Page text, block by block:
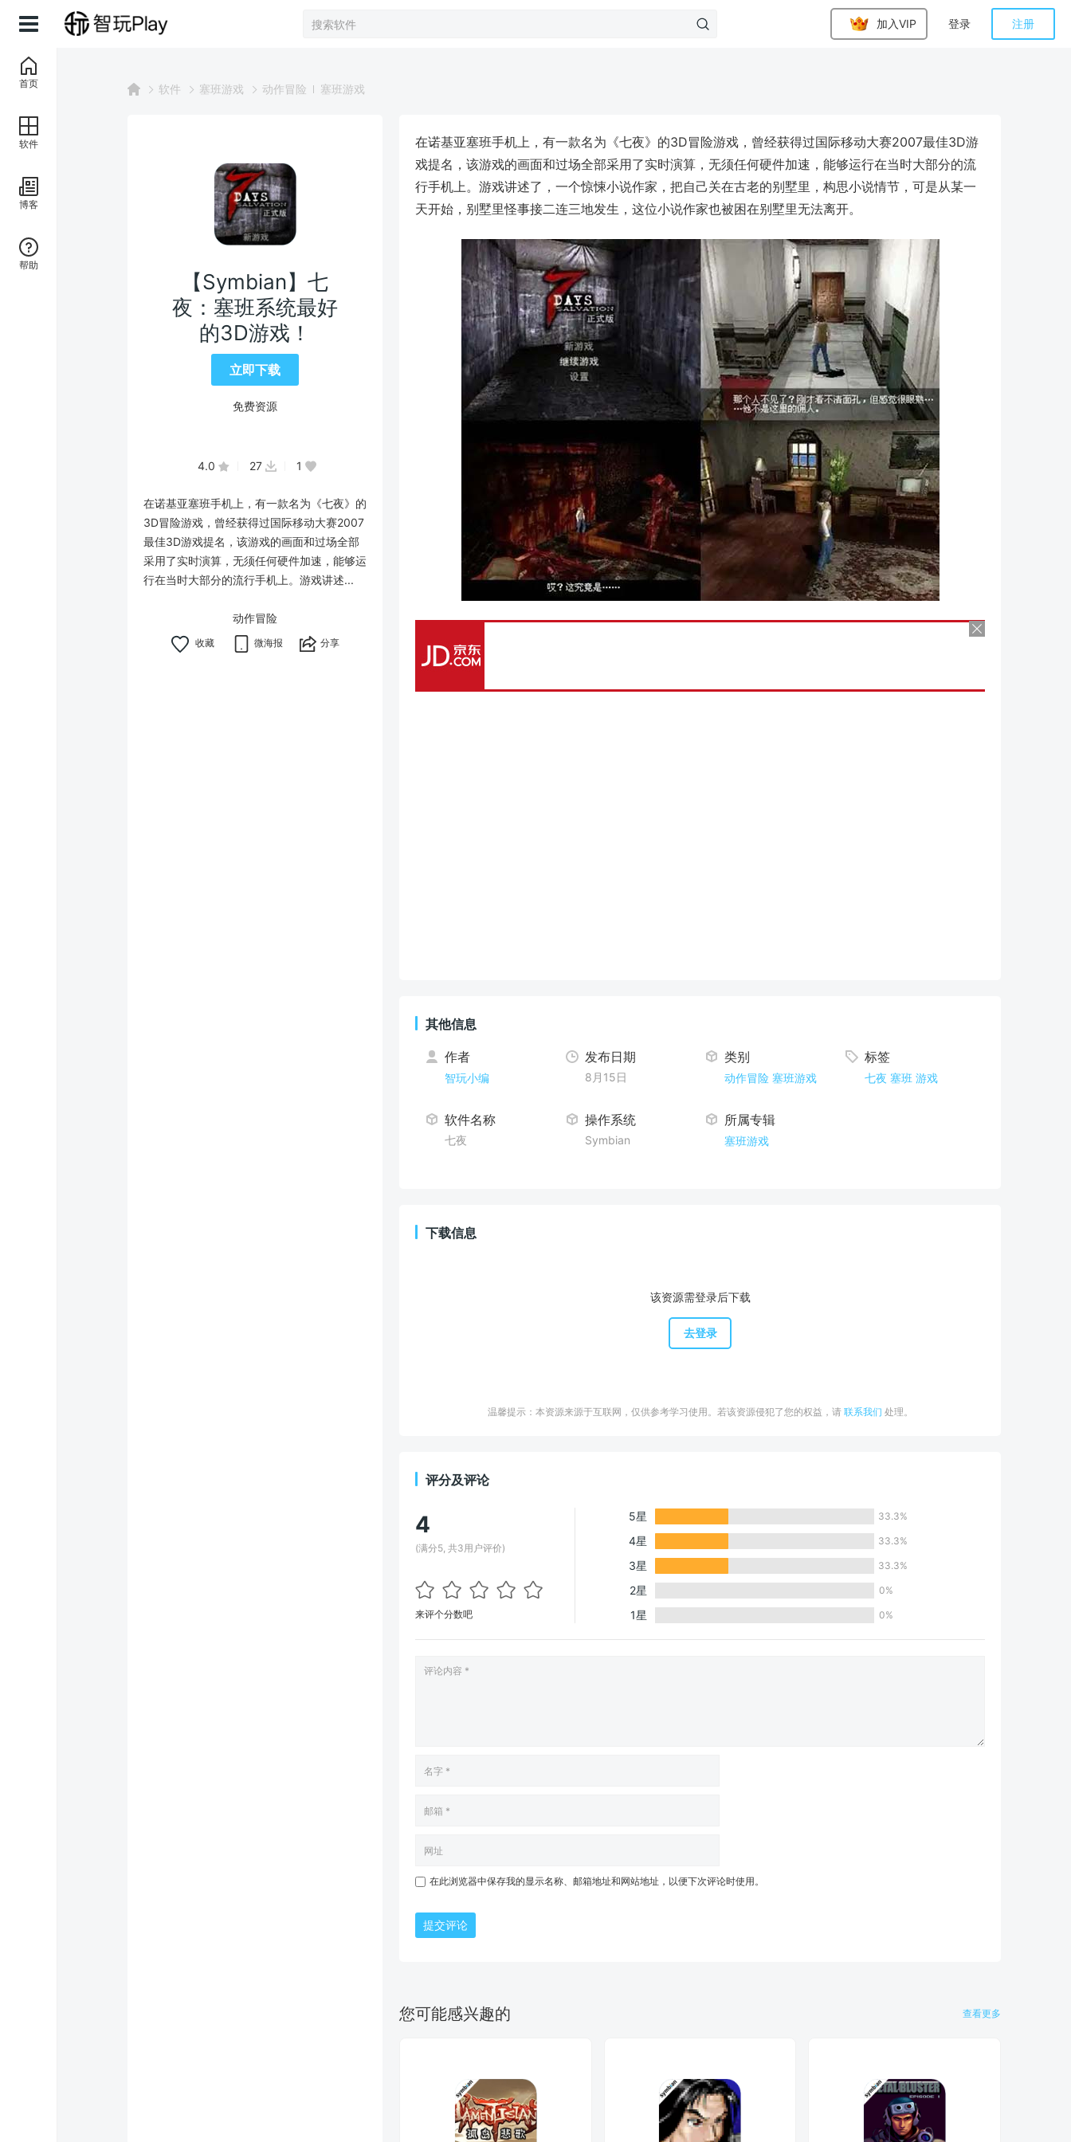
加入VIP 登录 注册
软件 塞班游戏 动作冒险 塞班游戏
【Symbian】七
夜：塞班系统最好
的3D游戏！
立即下载
免费资源
4.0 27 1
在诺基亚塞班手机上，有一款名为《七夜》的
3D冒险游戏，曾经获得过国际移动大赛2007
最佳3D游戏提名，该游戏的画面和过场全部
采用了实时演算，无须任何硬件加速，能够运
行在当时大部分的流行手机上。游戏讲述...
动作冒险
微海报 分享
在诺基亚塞班手机上，有一款名为《七夜》的3D冒险游戏，曾经获得过国际移动大赛2007最佳3D游
戏提名，该游戏的画面和过场全部采用了实时演算，无须任何硬件加速，能够运行在当时大部分的流
行手机上。游戏讲述了，一个惊悚小说作家，把自己关在古老的别墅里，构思小说情节，可是从某一
天开始，别墅里怪事接二连三地发生，这位小说作家也被困在别墅里无法离开。
其他信息
作者
智玩小编
发布日期
8月15日
类别
动作冒险 塞班游戏
标签
七夜 塞班 游戏
软件名称
七夜
操作系统
Symbian
所属专辑
塞班游戏
下载信息
该资源需登录后下载
去登录
温馨提示：本资源来源于互联网，仅供参考学习使用。若该资源侵犯了您的权益，请 联系我们 处理。
评分及评论
4
(满分5, 共3用户评价)
来评个分数吧
5星 33.3%
4星 33.3%
3星 33.3%
2星 0%
1星 0%
在此浏览器中保存我的显示名称、邮箱地址和网站地址，以便下次评论时使用。
提交评论
您可能感兴趣的 查看更多
首页
软件
博客
帮助